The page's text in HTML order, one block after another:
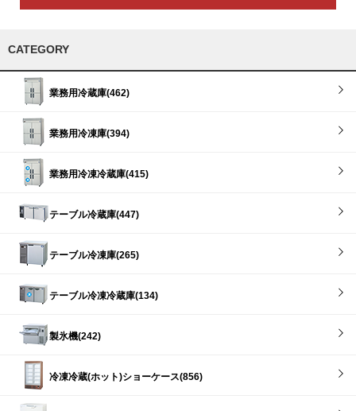
CATEGORY
業務用冷蔵庫(462)
業務用冷凍庫(394)
業務用冷凍冷蔵庫(415)
テーブル冷蔵庫(447)
テーブル冷凍庫(265)
テーブル冷凍冷蔵庫(134)
製氷機(242)
冷凍冷蔵(ホット)ショーケース(856)